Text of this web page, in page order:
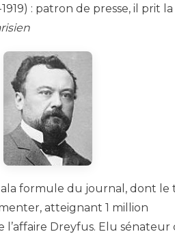
: patron de presse, il prit la
formule du journal, dont le
atteignant 1 million
l’affaire Dreyfus. Elu sénateur